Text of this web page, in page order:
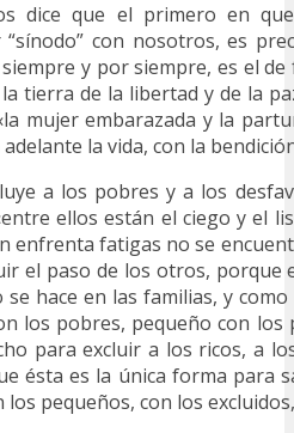
dice que el primero en
con nosotros, es
siempre y por siempre, es el
tierra de la libertad y de la
mujer embarazada y la
la vida, con la
a los pobres y a los
ellos están el ciego y el
enfrenta fatigas no se
el paso de los otros, porque
hace en las familias, y
los pobres, pequeño con los
para excluir a los ricos, a
ésta es la única forma para
pequeños, con los